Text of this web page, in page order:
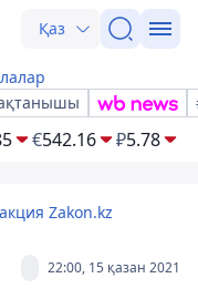
Қаз
€542.16 ₽5.78
Zakon.kz
22:00, 15 қазан 2021